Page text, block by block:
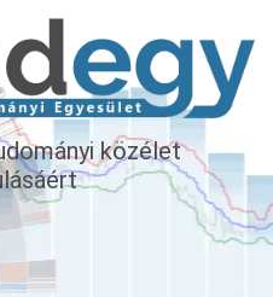
közélet